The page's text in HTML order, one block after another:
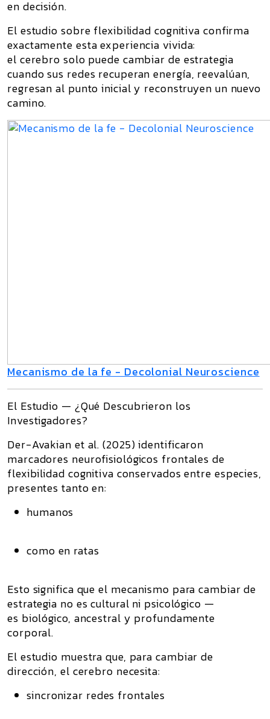
en decisión.
El estudio sobre flexibilidad cognitiva confirma
exactamente esta experiencia vivida:
el cerebro solo puede cambiar de estrategia
cuando sus redes recuperan energía, reevalúan,
regresan al punto inicial y reconstruyen un nuevo
camino.
Mecanismo de la fe - Decolonial Neuroscience
El Estudio — ¿Qué Descubrieron los
Investigadores?
Der-Avakian et al. (2025)identificaron
marcadores neurofisiológicos frontales de
flexibilidad cognitiva conservados entre especies,
presentes tanto en:
humanos
como en ratas
Esto significa que el mecanismo para cambiar de
estrategia no es cultural ni psicológico —
es biológico, ancestral y profundamente
corporal.
El estudio muestra que, para cambiar de
dirección, el cerebro necesita:
sincronizar redes frontales